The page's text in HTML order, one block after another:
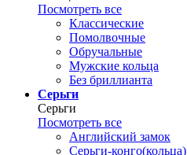
Посмотреть все
Классические
Помолвочные
Обручальные
Мужские кольца
Без бриллианта
Серьги
Серьги
Посмотреть все
Английский замок
Серьги-конго(кольца)